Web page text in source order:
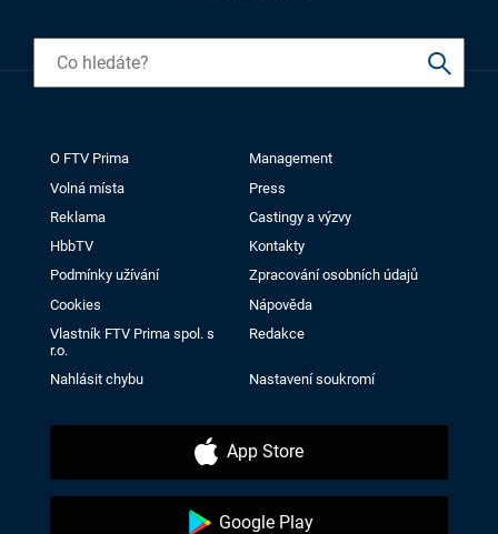
O FTV Prima
Management
Volná místa
Press
Reklama
Castingy a výzvy
HbbTV
Kontakty
Podmínky užívání
Zpracování osobních údajů
Cookies
Nápověda
Vlastník FTV Prima spol. s
r.o.
Redakce
Nahlásit chybu Nastavení soukromí
App Store
Google Play